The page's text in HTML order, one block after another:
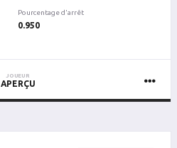
Pourcentage d'arrêt
0.950
JOUEUR
APERÇU